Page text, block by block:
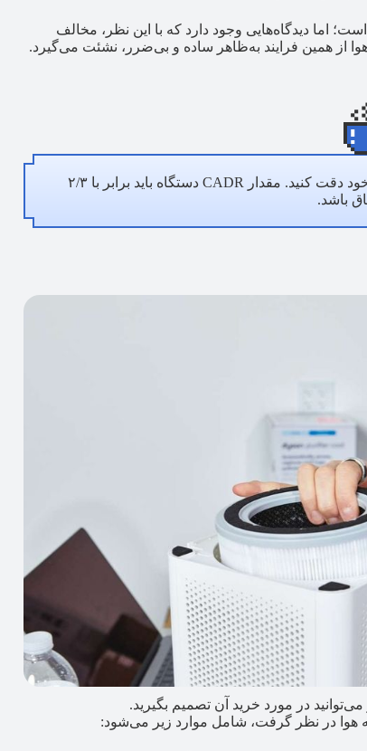
اما دیدگاه‌هایی وجود دارد که با این نظر، مخالف
از همین فرایند به‌ظاهر ساده و بی‌ضرر، نشئت می‌گیرد.
حتما به CADR (نرخ تحویل هوای پاک) مدل موردنظر خود دقت کنید. مقدار CADR دستگاه باید برابر با ۲/۳
باشد.
در مورد خرید آن تصمیم بگیرید.
هوا در نظر گرفت، شامل موارد زیر می‌شود: